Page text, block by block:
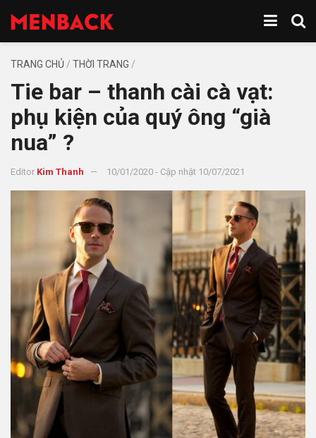
TRANG CHỦ / THỜI TRANG /
Tie bar – thanh cài cà vạt:
phụ kiện của quý ông “già
nua” ?
Editor Kim Thanh 10/01/2020 - Cập nhật 10/07/2021